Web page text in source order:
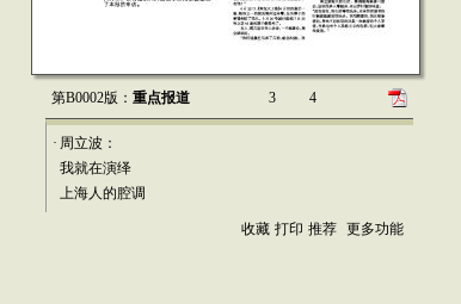
第B0002版： 重点报道 3 4
· 周立波：
我就在演绎
上海人的腔调
收藏 打印 推荐 更多功能